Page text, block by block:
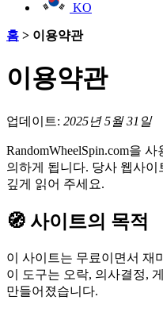
KO
홈 > 이용약관
이용약관
업데이트: 2025년 5월 31일
RandomWheelSpin.com을
의하게 됩니다. 당사 웹사이
깊게 읽어 주세요.
🧭 사이트의 목적
이 사이트는 무료이면서 재
이 도구는 오락, 의사결정,
만들어졌습니다.